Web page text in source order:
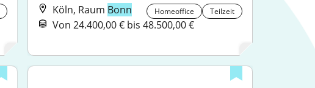
Köln, Raum Bonn Homeoffice Teilzeit
Von 24.400,00 € bis 48.500,00 €